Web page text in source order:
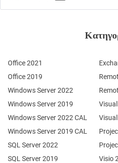
Office 2021
Office 2019
Windows Server 2022
Windows Server 2019
SQL Server 2022
SQL Server 2019
Windows Server 2022 CAL
Windows Server 2019 CAL
Visio